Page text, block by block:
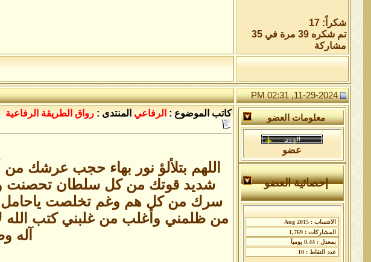
شكراً: 17
تم شكره 39 مرة في 35
مشاركة
11-29-2024, 02:31 PM
معلومات العضو
عضو
إحصائية العضو
كاتب الموضوع : الرفاعي المنتدى : رواق الطريقة الرفاعية
اللهم بتلألؤ نور بهاء حجب عرشك
شديد قوتك من كل سلطان تحصنت
سرك من كل هم وغم تخلصت
من ظلمني وأغلب من غلبني كتب الله
آله